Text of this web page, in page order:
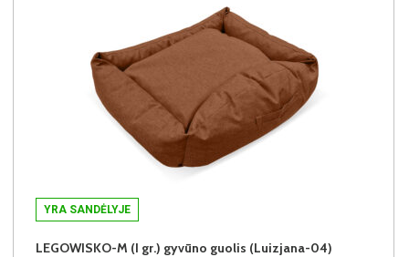
YRA SANDĖLYJE
LEGOWISKO-M (I gr.) gyvūno guolis (Luizjana-04)